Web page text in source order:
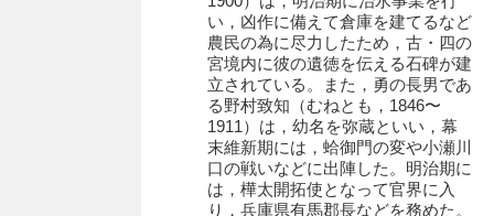
阿武孝太郎文書
飯田家文書（福岡県）
池田邦夫所蔵文書
い，凶作に備えて倉庫を建てるなど
農民の為に尽力したため，古・四の
宮境内に彼の遺徳を伝える石碑が建
立されている。また，勇の長男であ
る野村致知（むねとも，1846〜
1911）は，幼名を弥蔵といい，幕
末維新期には，蛤御門の変や小瀬川
口の戦いなどに出陣した。明治期に
は，樺太開拓使となって官界に入
り，兵庫県有馬郡長などを務めた。